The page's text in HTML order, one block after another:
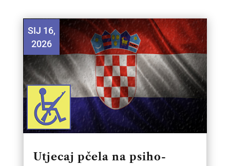
Utjecaj pčela na psiho-
SIJ 16,
2026